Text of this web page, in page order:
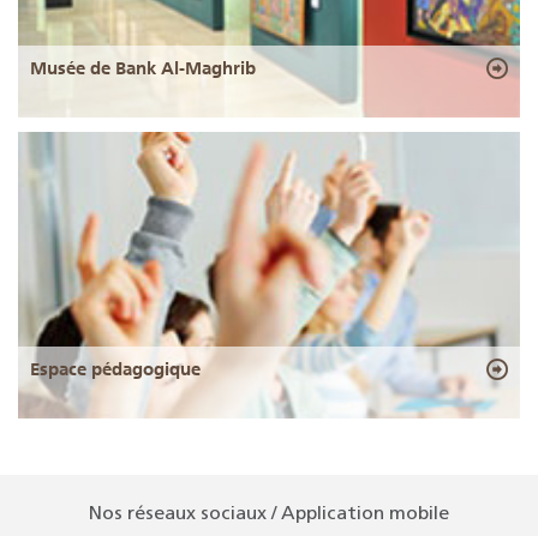
Musée de Bank Al-Maghrib
Espace pédagogique
Nos réseaux sociaux / Application mobile